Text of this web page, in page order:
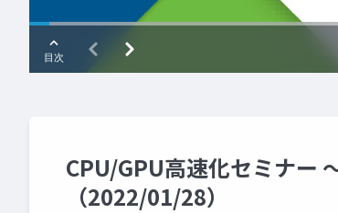
CPU/GPU高速化セミナー
（2022/01/28）